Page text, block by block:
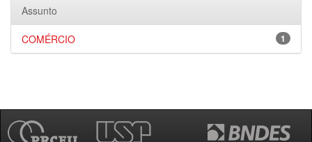
Assunto
1
COMÉRCIO